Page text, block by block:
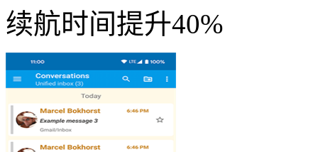
续航时间提升40%